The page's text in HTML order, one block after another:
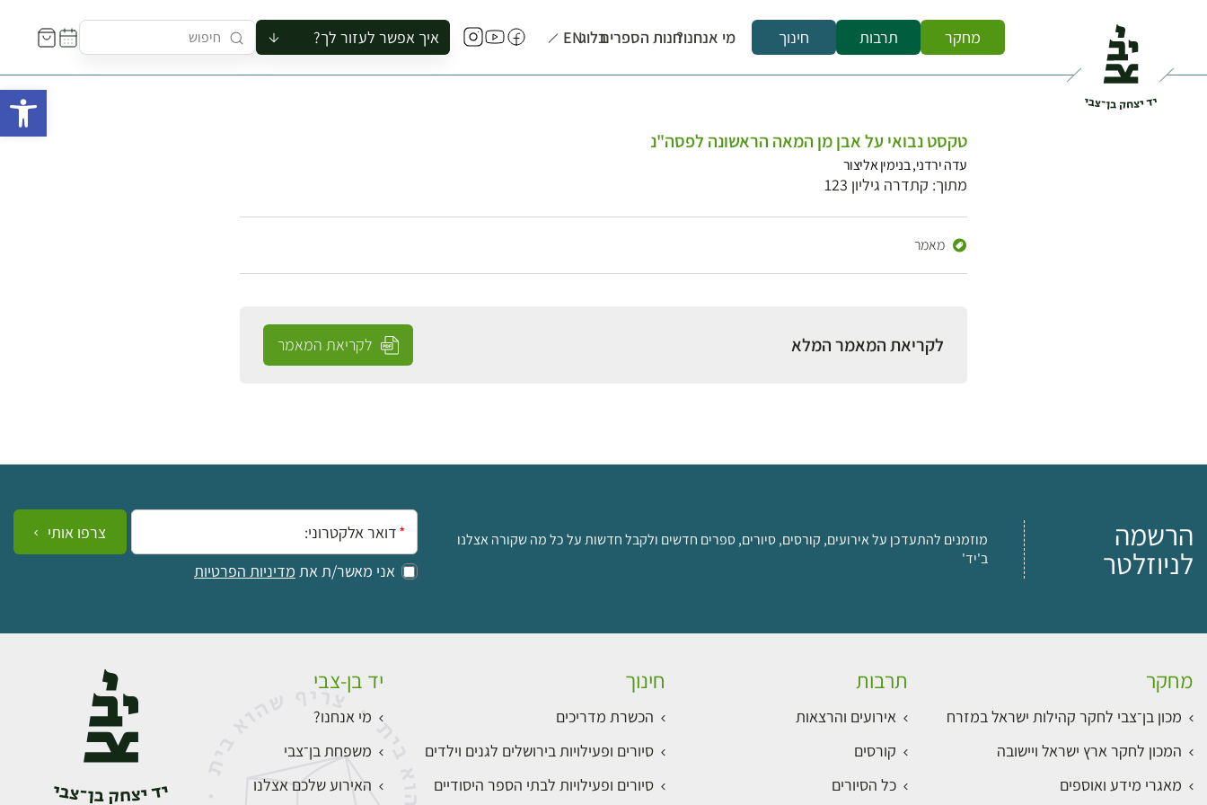
מחקר תרבות חינוך מי אנחנו?חנות הספריםבלוגEN איך אפשר לעזור לך?
להזמין סיור לקבוצה
טקסט נבואי על אבן מן המאה הראשונה לפסה"נ
עדה ירדני, בנימין אליצור
מתוך: קתדרה גיליון 123
מאמר
לקריאת המאמר המלא לקריאת המאמר
הרשמה
לניוזלטר
מוזמנים להתעדכן על אירועים, קורסים, סיורים, ספרים חדשים ולקבל חדשות על כל מה שקורה אצלנו
ב'יד'
אימייל:
אני מאשר/ת את מדיניות הפרטיות
צרפו אותי
מחקר
מכון בן־צבי לחקר קהילות ישראל במזרח
המכון לחקר ארץ ישראל ויישובה
מאגרי מידע ואוספים
תרבות
אירועים והרצאות
קורסים
כל הסיורים
חינוך
הכשרת מדריכים
סיורים ופעילויות בירושלים לגנים וילדים
סיורים ופעילויות לבתי הספר היסודיים
יד בן-צבי
מי אנחנו?
משפחת בן־צבי
האירוע שלכם אצלנו